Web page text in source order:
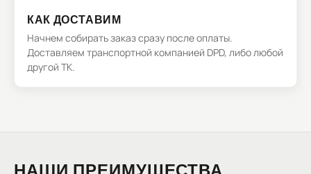
КАК ДОСТАВИМ
Начнем собирать заказ сразу после оплаты.
Доставляем транспортной компанией DPD, либо любой
другой ТК.
НАШИ ПРЕИМУЩЕСТВА